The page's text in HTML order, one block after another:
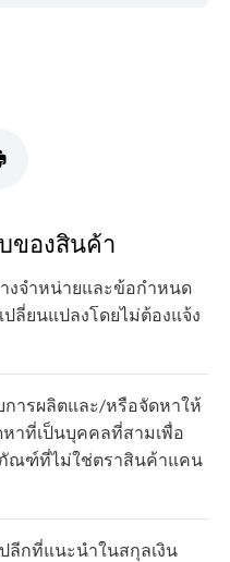
ของสินค้า
างจำหน่ายและข้อกำหนด
ลี่ยนแปลงโดยไม่ต้องแจ้ง
ารผลิตและ/หรือจัดหาให้
าที่เป็นบุคคลที่สามเพื่อ
ณฑ์ที่ไม่ใช่ตราสินค้าแคน
ลีกที่แนะนำในสกุลเงิน